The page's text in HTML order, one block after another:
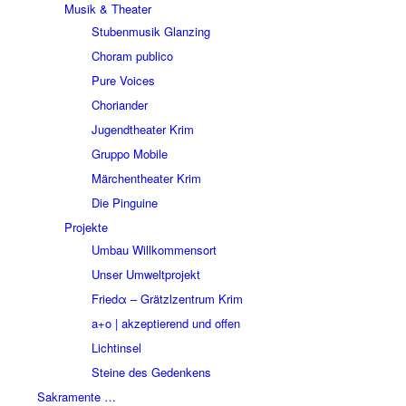
Musik & Theater
Stubenmusik Glanzing
Choram publico
Pure Voices
Choriander
Jugendtheater Krim
Gruppo Mobile
Märchentheater Krim
Die Pinguine
Projekte
Umbau Willkommensort
Unser Umweltprojekt
Friedα – Grätzlzentrum Krim
a+o | akzeptierend und offen
Lichtinsel
Steine des Gedenkens
Sakramente …